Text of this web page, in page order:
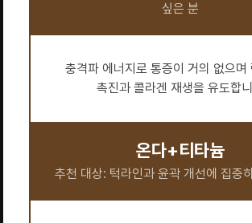
싶은 분
충격파 에너지로 통증이 거의 없으며
촉진과 콜라겐 재생을 유도합
온다+티타늄
추천 대상: 턱라인과 윤곽 개선에 집중